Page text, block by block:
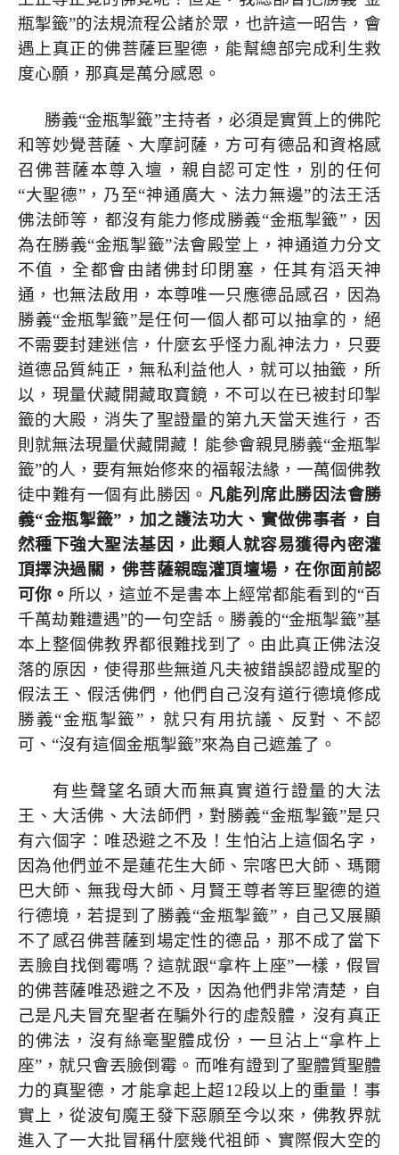
瓶掣籤”的法規流程公諸於眾，也許這一昭告，會
遇上真正的佛菩薩巨聖德，能幫總部完成利生救
度心願，那真是萬分感恩。
勝義“金瓶掣籤”主持者，必須是實質上的佛陀
和等妙覺菩薩、大摩訶薩，方可有德品和資格感
召佛菩薩本尊入壇，親自認可定性，別的任何
“大聖德”，乃至“神通廣大、法力無邊”的法王活
佛法師等，都沒有能力修成勝義“金瓶掣籤”，因
為在勝義“金瓶掣籤”法會殿堂上，神通道力分文
不值，全都會由諸佛封印閉塞，任其有滔天神
通，也無法啟用，本尊唯一只應德品感召，因為
勝義“金瓶掣籤”是任何一個人都可以抽拿的，絕
不需要封建迷信，什麼玄乎怪力亂神法力，只要
道德品質純正，無私利益他人，就可以抽籤，所
以，現量伏藏開藏取寶鏡，不可以在已被封印掣
籤的大殿，消失了聖證量的第九天當天進行，否
則就無法現量伏藏開藏！能參會親見勝義“金瓶掣
籤”的人，要有無始修來的福報法緣，一萬個佛教
徒中難有一個有此勝因。 凡能列席此勝因法會勝
義“金瓶掣籤”，加之護法功大、實做佛事者，自
然種下強大聖法基因，此類人就容易獲得內密灌
頂擇決過關，佛菩薩親臨灌頂壇場，在你面前認
可你。 所以，這並不是書本上經常都能看到的“百
千萬劫難遭遇”的一句空話。勝義的“金瓶掣籤”基
本上整個佛教界都很難找到了。由此真正佛法沒
落的原因，使得那些無道凡夫被錯誤認證成聖的
假法王、假活佛們，他們自己沒有道行德境修成
勝義“金瓶掣籤”，就只有用抗議、反對、不認
可、“沒有這個金瓶掣籤”來為自己遮羞了。
有些聲望名頭大而無真實道行證量的大法
王、大活佛、大法師們，對勝義“金瓶掣籤”是只
有六個字：唯恐避之不及！生怕沾上這個名字，
因為他們並不是蓮花生大師、宗喀巴大師、瑪爾
巴大師、無我母大師、月賢王尊者等巨聖德的道
行德境，若提到了勝義“金瓶掣籤”，自己又展顯
不了感召佛菩薩到場定性的德品，那不成了當下
丟臉自找倒霉嗎？這就跟“拿杵上座”一樣，假冒
的佛菩薩唯恐避之不及，因為他們非常清楚，自
己是凡夫冒充聖者在騙外行的虛殼體，沒有真正
的佛法，沒有絲毫聖體成份，一旦沾上“拿杵上
座”，就只會丟臉倒霉。而唯有證到了聖體質聖體
力的真聖德，才能拿起上超12段以上的重量！事
實上，從波旬魔王發下惡願至今以來，佛教界就
進入了一大批冒稱什麼幾代祖師、實際假大空的